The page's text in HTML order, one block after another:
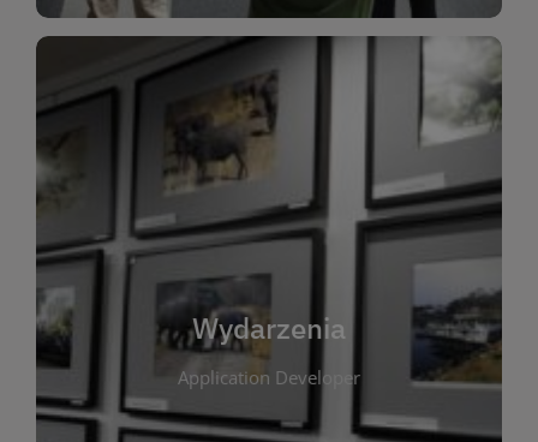
Wydarzenia
Application Developer
Wydarzenia
W tej zakładce publikujemy informacje o
wszystkich wydarzeniach organizowanych przez
bibliotekę. Znajdziesz tu zapowiedzi spotkań
autorskich, warsztatów, prelekcji i zajęć
tematycznych dla różnych grup wiekowych. Każde
wydarzenie ma na celu promowanie kultury
czytelniczej oraz integrację społeczności lokalnej.
Dzięki kalendarzowi wydarzeń możesz łatwo